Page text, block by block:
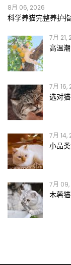
8月 06, 2026
科学养猫完整养护
7月 21,
高温
7月 16,
选对
7月 14,
小品
7月
木薯